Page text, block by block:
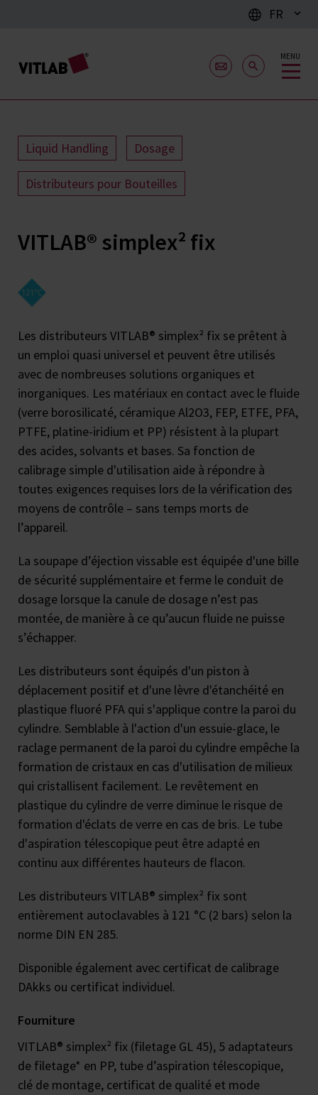
FR
MENU
Liquid Handling Dosage
Distributeurs pour Bouteilles
VITLAB® simplex² fix
Les distributeurs VITLAB® simplex² fix se prêtent à
un emploi quasi universel et peuvent être utilisés
avec de nombreuses solutions organiques et
inorganiques. Les matériaux en contact avec le fluide
(verre borosilicaté, céramique Al2O3, FEP, ETFE, PFA,
PTFE, platine-iridium et PP) résistent à la plupart
des acides, solvants et bases. Sa fonction de
calibrage simple d'utilisation aide à répondre à
toutes exigences requises lors de la vérification des
moyens de contrôle – sans temps morts de
l’appareil.
La soupape d’éjection vissable est équipée d'une bille
de sécurité supplémentaire et ferme le conduit de
dosage lorsque la canule de dosage n’est pas
montée, de manière à ce qu’aucun fluide ne puisse
s’échapper.
Les distributeurs sont équipés d'un piston à
déplacement positif et d'une lèvre d'étanchéité en
plastique fluoré PFA qui s'applique contre la paroi du
cylindre. Semblable à l'action d'un essuie-glace, le
raclage permanent de la paroi du cylindre empêche la
formation de cristaux en cas d'utilisation de milieux
qui cristallisent facilement. Le revêtement en
plastique du cylindre de verre diminue le risque de
formation d'éclats de verre en cas de bris. Le tube
d'aspiration télescopique peut être adapté en
continu aux différentes hauteurs de flacon.
Les distributeurs VITLAB® simplex² fix sont
entièrement autoclavables à 121 °C (2 bars) selon la
norme DIN EN 285.
Disponible également avec certificat de calibrage
DAkks ou certificat individuel.
Fourniture
VITLAB® simplex² fix (filetage GL 45), 5 adaptateurs
de filetage* en PP, tube d’aspiration télescopique,
clé de montage, certificat de qualité et mode